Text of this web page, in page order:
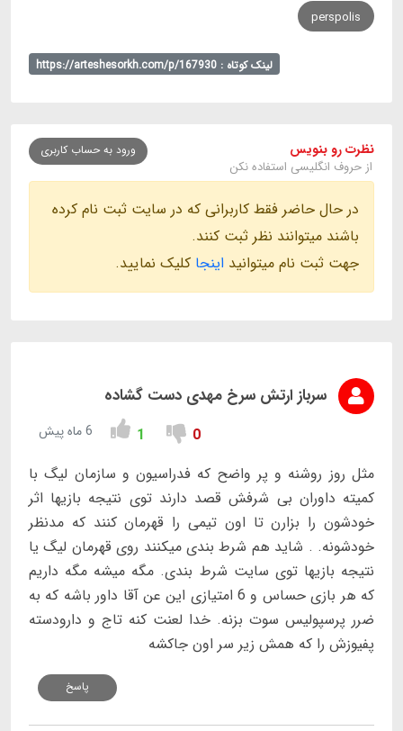
perspolis
لینک کوتاه : https://arteshesorkh.com/p/167930
نظرت رو بنویس
از حروف انگلیسی استفاده نکن
ورود به حساب کاربری
در حال حاضر فقط کاربرانی که در سایت ثبت نام کرده
باشند میتوانند نظر ثبت کنند.
جهت ثبت نام میتوانید اینجا کلیک نمایید.
سرباز ارتش سرخ مهدی دست گشاده
0
1 6 ماه پیش
مثل روز روشنه و پر واضح که فدراسیون و سازمان لیگ با
کمیته داوران بی شرفش قصد دارند توی نتیجه بازیها اثر
خودشون را بزارن تا اون تیمی را قهرمان کنند که مدنظر
خودشونه. . شاید هم شرط بندی میکنند روی قهرمان لیگ یا
نتیجه بازیها توی سایت شرط بندی. مگه میشه مگه داریم
که هر بازی حساس و 6 امتیازی این عن آقا داور باشه که به
ضرر پرسپولیس سوت بزنه. خدا لعنت کنه تاج و دارودسته
پفیوزش را که همش زیر سر اون جاکشه
پاسخ